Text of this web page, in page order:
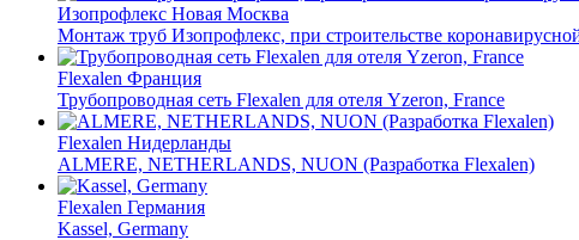
Изопрофлекс Новая Москва
Монтаж труб Изопрофлекс, при строительстве
Flexalen Франция
Трубопроводная сеть Flexalen для отеля Yzeron, France
Flexalen Нидерланды
ALMERE, NETHERLANDS, NUON (Разработка Flexalen)
Flexalen Германия
Kassel, Germany